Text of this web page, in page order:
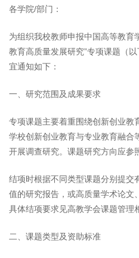
各学院/部门：
为组织我校教师申报中国高等教育
教育高质量发展研究”专项课题（
宜通知如下：
一、研究范围及成果要求
专项课题主要着重围绕创新创业教
学校创新创业教育与专业教育融合
开展调查研究。课题研究方向应参
结项时根据不同类型课题分别提交
值的研究报告，或高质量学术论文
具体结项要求见高教学会课题管理
二、课题类型及资助标准